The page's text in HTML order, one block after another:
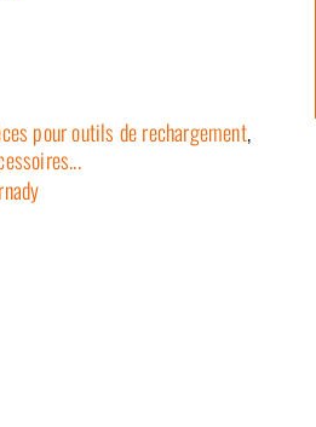
pour outils de rechargement,